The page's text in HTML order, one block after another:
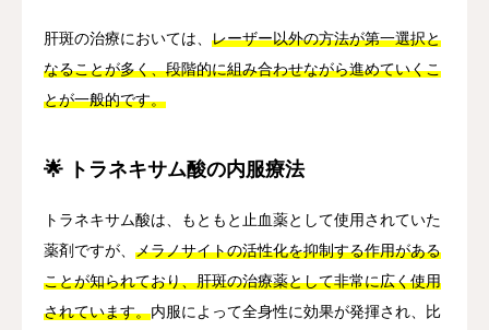
肝斑の治療においては、 レーザー以外の方法が第一選択と
なることが多く、段階的に組み合わせながら進めていくこ
とが一般的です。
🌟 トラネキサム酸の内服療法
トラネキサム酸は、もともと止血薬として使用されていた
薬剤ですが、 メラノサイトの活性化を抑制する作用がある
ことが知られており、肝斑の治療薬として非常に広く使用
されています。内服によって全身性に効果が発揮され、比